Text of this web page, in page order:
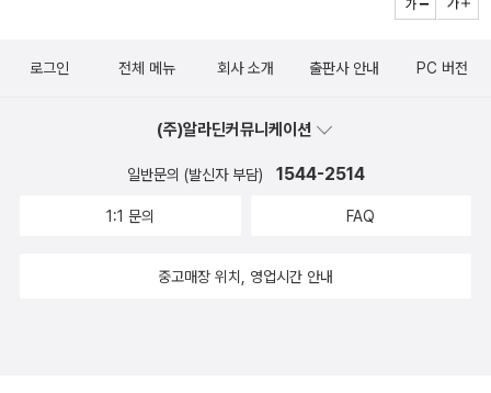
서 기다리는 것.어쩌면 가장 좋은 방법일지 몰라요.쓴맛이 무르익으
나의 시간을 함께 나누어야 해요.나보다 더 사랑하는 누군가가 생기
기 > 에협찬으로 책을 제공해주신웅진주니어 출판사에게감사함을 전
로그인 전체 메뉴 회사 소개 출판사 안내 PC 버전
(주)알라딘커뮤니케이션
일반문의 (발신자 부담) 1544-2514
1:1 문의 FAQ
중고매장 위치, 영업시간 안내